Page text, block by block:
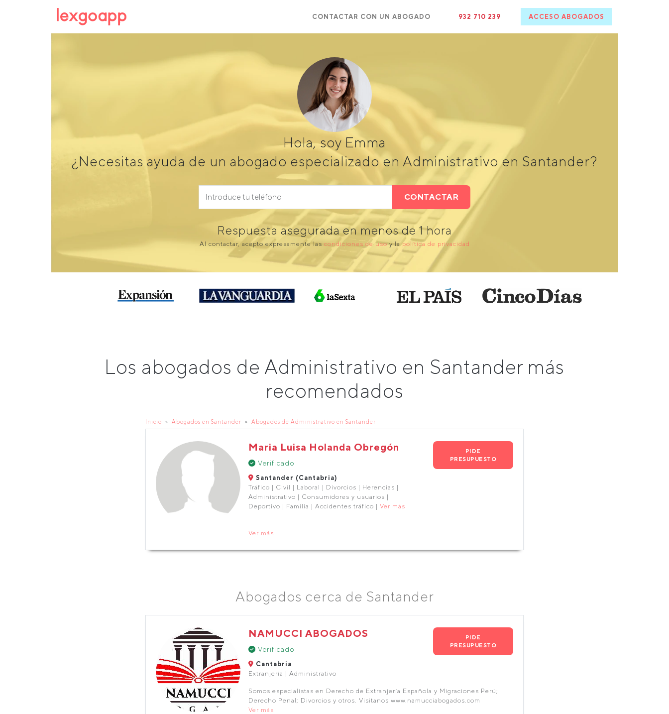
CONTACTAR CON UN ABOGADO 932 710 239 ACCESO ABOGADOS
Hola, soy Emma
¿Necesitas ayuda de un abogado especializado en Administrativo en Santander?
CONTACTAR
Respuesta asegurada en menos de 1 hora
Al contactar, acepto expresamente las condiciones de usoy lapolítica de privacidad
Los abogados de Administrativo en Santander más
recomendados
Inicio Abogados en Santander Abogados de Administrativo en Santander
Maria Luisa Holanda Obregón
Verificado
Santander (Cantabria)
Tráfico | Civil | Laboral | Divorcios | Herencias |
Administrativo | Consumidores y usuarios |
Deportivo | Familia | Accidentes tráfico | Ver más
PIDE
PRESUPUESTO
Ver más
Abogados cerca de Santander
NAMUCCI ABOGADOS
Verificado
Cantabria
Extranjería | Administrativo
PIDE
PRESUPUESTO
Somos especialistas en Derecho de Extranjería Española y Migraciones Perú;
Derecho Penal; Divorcios y otros. Visitanos www.namucciabogados.com
Ver más